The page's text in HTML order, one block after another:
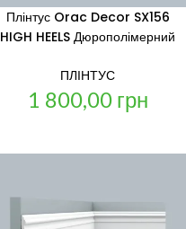
Плінтус Orac Decor SX156
HIGH HEELS Дюрополімерний
ПЛІНТУС
1 800,00 грн